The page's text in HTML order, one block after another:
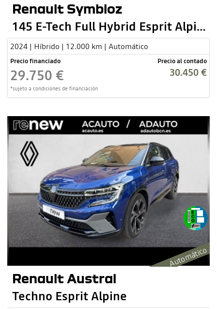
Renault Symbioz
145 E-Tech Full Hybrid Esprit Alpine
2024 | Híbrido | 12.000 km | Automático
Precio financiado
29.750 €
*sujeto a condiciones de financiación
Precio al contado
30.450 €
Automático
Renault Austral
Techno Esprit Alpine